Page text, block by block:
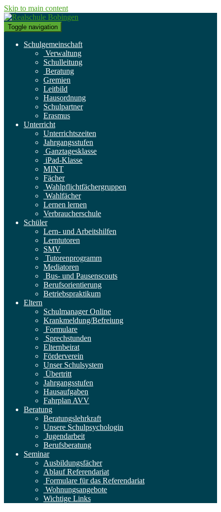
Skip to main content
Toggle navigation
Schulgemeinschaft
Verwaltung
Schulleitung
Beratung
Gremien
Leitbild
Hausordnung
Schulpartner
Erasmus
Unterricht
Unterrichtszeiten
Jahrgangsstufen
Ganztagesklasse
iPad-Klasse
MINT
Fächer
Wahlpflichtfächergruppen
Wahlfächer
Lernen lernen
Verbraucherschule
Schüler
Lern- und Arbeitshilfen
Lerntutoren
SMV
Tutorenprogramm
Mediatoren
Bus- und Pausenscouts
Berufsorientierung
Betriebspraktikum
Eltern
Schulmanager Online
Krankmeldung/Befreiung
Formulare
Sprechstunden
Elternbeirat
Förderverein
Unser Schulsystem
Übertritt
Jahrgangsstufen
Hausaufgaben
Fahrplan AVV
Beratung
Beratungslehrkraft
Unsere Schulpsychologin
Jugendarbeit
Berufsberatung
Seminar
Ausbildungsfächer
Ablauf Referendariat
Formulare für das Referendariat
Wohnungsangebote
Wichtige Links